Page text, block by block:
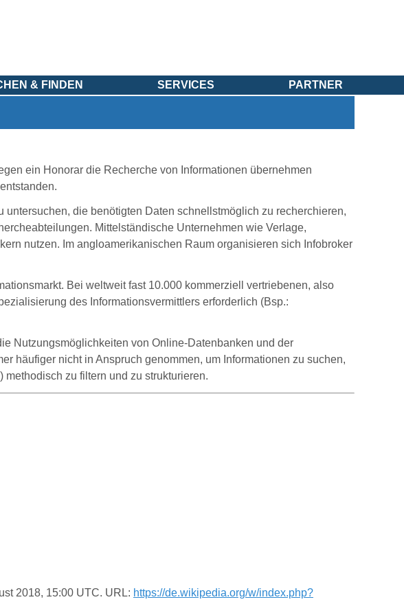
& FINDEN SERVICES PARTNER
ein Honorar die Recherche von Informationen übernehmen
die benötigten Daten schnellstmöglich zu recherchieren,
Mittelständische Unternehmen wie Verlage,
nutzen. Im angloamerikanischen Raum organisieren sich Infobroker
Bei weltweit fast 10.000 kommerziell vertriebenen, also
des Informationsvermittlers erforderlich (Bsp.:
Nutzungsmöglichkeiten von Online-Datenbanken und der
häufiger nicht in Anspruch genommen, um Informationen zu suchen,
zu filtern und zu strukturieren.
2018, 15:00 UTC. URL: https://de.wikipedia.org/w/index.php?